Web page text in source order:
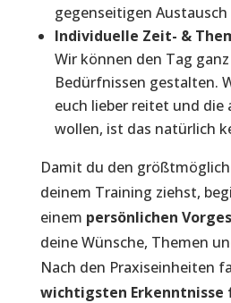
gegenseitigen Austausch
Individuelle Zeit- &
Wir können den Tag
Bedürfnissen gestalten.
euch lieber reitet und die
wollen, ist das natürlich
Damit du den
deinem Training ziehst,
einem persönlichen
deine Wünsche, Themen
Nach den Praxiseinheiten
wichtigsten Erkenntnisse